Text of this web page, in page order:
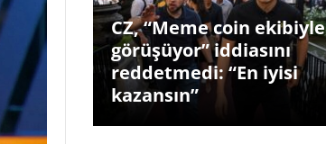
CZ, “Meme coin ekibiyle
görüşüyor” iddiasını
reddetmedi: “En iyisi
kazansın”